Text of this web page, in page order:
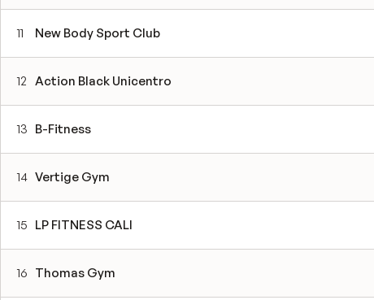
11 New Body Sport Club
12 Action Black Unicentro
13 B-Fitness
14 Vertige Gym
15 LP FITNESS CALI
16 Thomas Gym